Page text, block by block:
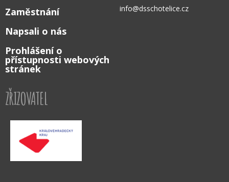
Zaměstnání
Napsali o nás
Prohlášení o
přístupnosti webových
stránek
info@dsschotelice.cz
ZŘIZOVATEL